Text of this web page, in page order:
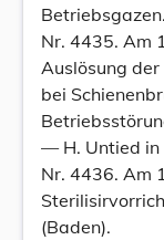
Nr. 4435. Am
Auslösung
bei
— H. Untied in
Nr. 4436. Am
(Baden).